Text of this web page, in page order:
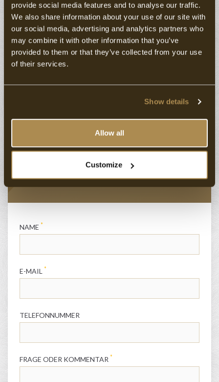
provide social media features and to analyse our traffic.
We also share information about your use of our site with
our social media, advertising and analytics partners who
may combine it with other information that you’ve
provided to them or that they’ve collected from your use
of their services.
Show details
Allow all
Customize
Kontakt
Haben Sie Fragen zu Ihrer Reservierung oder anderen
Angelegenheiten? Unsere Rezeption hilft Ihnen gerne
weiter.
+31 224-230303
24 Stunden erreichbar
receptie@hotelmarktstad.nl
Groepsreserveringen: reserveringen@hotelmarktstad.nl
NAME *
E-MAIL *
TELEFONNUMMER
FRAGE ODER KOMMENTAR *